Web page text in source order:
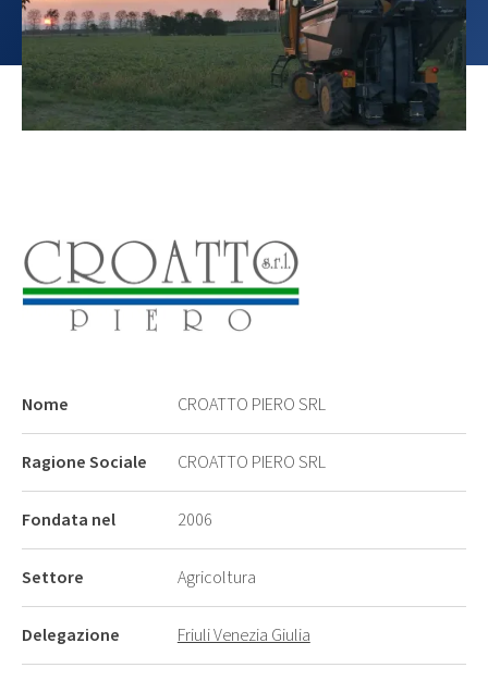
Nome CROATTO PIERO SRL
Ragione Sociale CROATTO PIERO SRL
Fondata nel 2006
Settore Agricoltura
Delegazione Friuli Venezia Giulia